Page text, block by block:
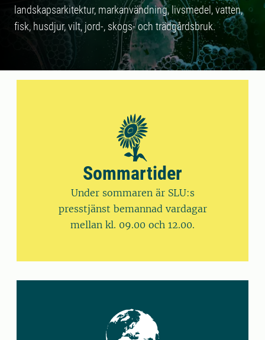
landskapsarkitektur, markanvändning, livsmedel, vatten,
fisk, husdjur, vilt, jord-, skogs- och trädgårdsbruk.
Sommartider
Under sommaren är SLU:s
presstjänst bemannad vardagar
mellan kl. 09.00 och 12.00.